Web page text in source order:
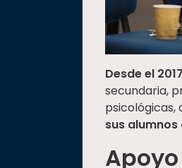
Desde el 2017
secundaria,
psicológicas,
sus alumnos